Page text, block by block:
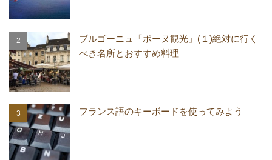
ブルゴーニュ「ボーヌ観光」(１)絶対に行く
べき名所とおすすめ料理
フランス語のキーボードを使ってみよう